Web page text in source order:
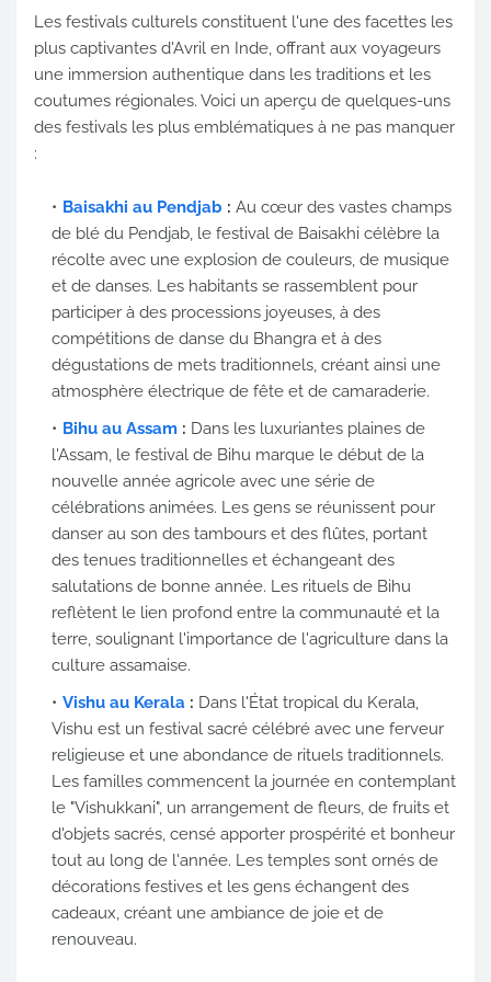
Les festivals culturels constituent l'une des facettes les
plus captivantes d'Avril en Inde, offrant aux voyageurs
une immersion authentique dans les traditions et les
coutumes régionales. Voici un aperçu de quelques-uns
des festivals les plus emblématiques à ne pas manquer
:
Baisakhi au Pendjab : Au cœur des vastes champs
de blé du Pendjab, le festival de Baisakhi célèbre la
récolte avec une explosion de couleurs, de musique
et de danses. Les habitants se rassemblent pour
participer à des processions joyeuses, à des
compétitions de danse du Bhangra et à des
dégustations de mets traditionnels, créant ainsi une
atmosphère électrique de fête et de camaraderie.
Bihu au Assam : Dans les luxuriantes plaines de
l'Assam, le festival de Bihu marque le début de la
nouvelle année agricole avec une série de
célébrations animées. Les gens se réunissent pour
danser au son des tambours et des flûtes, portant
des tenues traditionnelles et échangeant des
salutations de bonne année. Les rituels de Bihu
reflètent le lien profond entre la communauté et la
terre, soulignant l'importance de l'agriculture dans la
culture assamaise.
Vishu au Kerala : Dans l'État tropical du Kerala,
Vishu est un festival sacré célébré avec une ferveur
religieuse et une abondance de rituels traditionnels.
Les familles commencent la journée en contemplant
le "Vishukkani", un arrangement de fleurs, de fruits et
d'objets sacrés, censé apporter prospérité et bonheur
tout au long de l'année. Les temples sont ornés de
décorations festives et les gens échangent des
cadeaux, créant une ambiance de joie et de
renouveau.